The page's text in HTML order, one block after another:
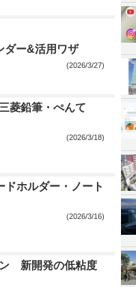
ダー&活用ワザ
(2026/3/27)
菱鉛筆・ぺんて
(2026/3/18)
ホルダー・ノート
(2026/3/16)
ン 新開発の低粘度